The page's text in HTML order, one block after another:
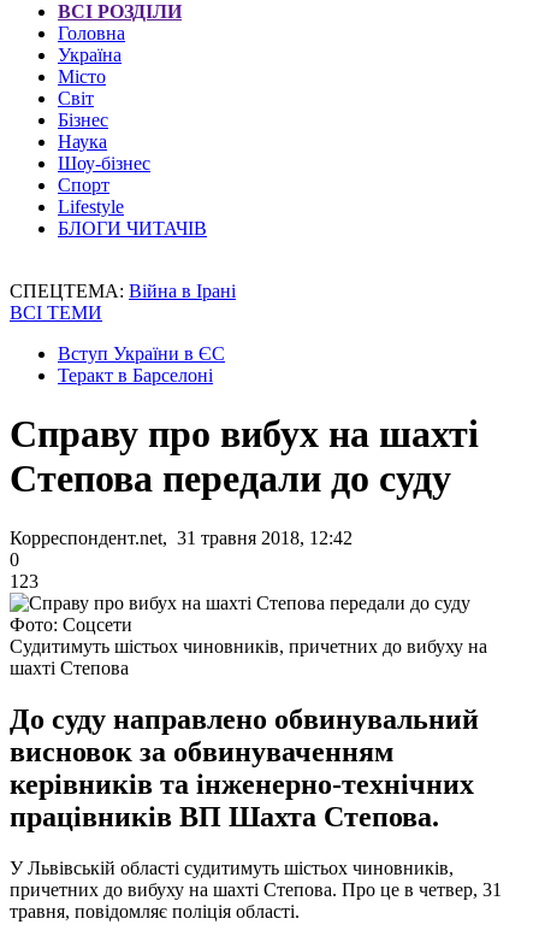
ВСІ РОЗДІЛИ
Головна
Україна
Місто
Світ
Бізнес
Наука
Шоу-бізнес
Спорт
Lifestyle
БЛОГИ ЧИТАЧІВ
СПЕЦТЕМА: Війна в Ірані
ВСІ ТЕМИ
Вступ України в ЄС
Теракт в Барселоні
Справу про вибух на шахті
Степова передали до суду
Корреспондент.net, 31 травня 2018, 12:42
0
123
Фото: Соцсети
Судитимуть шістьох чиновників, причетних до вибуху на
шахті Степова
До суду направлено обвинувальний
висновок за обвинуваченням
керівників та інженерно-технічних
працівників ВП Шахта Степова.
У Львівській області судитимуть шістьох чиновників,
причетних до вибуху на шахті Степова. Про це в четвер, 31
травня, повідомляє поліція області.